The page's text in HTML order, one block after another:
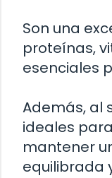
Son una
proteínas,
esenciales
Además, al
ideales
mantener
equilibrada